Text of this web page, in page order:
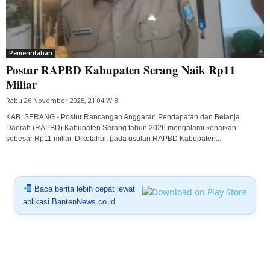
Pemerintahan
Postur RAPBD Kabupaten Serang Naik Rp11
Miliar
Rabu 26 November 2025, 21:04 WIB
KAB. SERANG - Postur Rancangan Anggaran Pendapatan dan Belanja
Daerah (RAPBD) Kabupaten Serang tahun 2026 mengalami kenaikan
sebesar Rp11 miliar. Diketahui, pada usulan RAPBD Kabupaten...
Baca berita lebih cepat lewat
aplikasi BantenNews.co.id